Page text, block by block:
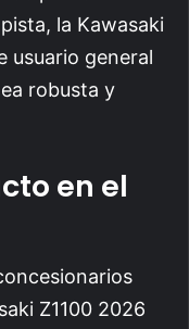
la Kawasaki
usuario general
robusta y
en el
Z1100 2026